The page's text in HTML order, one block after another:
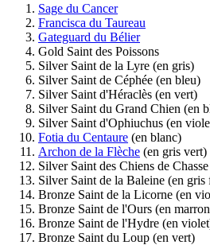
Sage du Cancer
Francisca du Taureau
Gateguard du Bélier
Gold Saint des Poissons
Silver Saint de la Lyre (en gris)
Silver Saint de Céphée (en bleu)
Silver Saint d'Héraclès (en vert)
Silver Saint du Grand Chien (en
Silver Saint d'Ophiuchus (en
Fotia du Centaure (en blanc)
Archon de la Flèche (en gris vert)
Silver Saint des Chiens de
Silver Saint de la Baleine (en gris
Bronze Saint de la Licorne (en
Bronze Saint de l'Ours (en
Bronze Saint de l'Hydre (en
Bronze Saint du Loup (en vert)